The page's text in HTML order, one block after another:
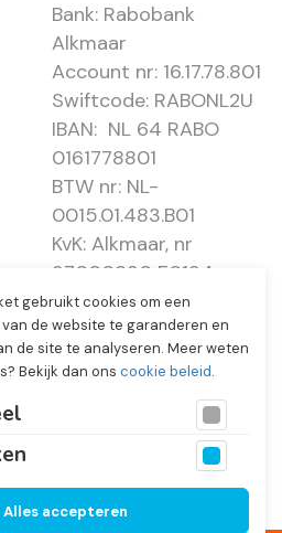
Bank: Rabobank
Alkmaar
Account nr: 16.17.78.801
Swiftcode: RABONL2U
IBAN: NL 64 RABO
0161778801
BTW nr: NL-
0015.01.483.B01
KvK: Alkmaar, nr
37000830 E0194 -
EBO 505
gebruikt cookies om een
de website te garanderen en
de site te analyseren. Meer weten
Bekijk dan ons cookie beleid.
Alles accepteren